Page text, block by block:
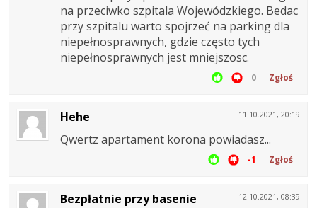
na przeciwko szpitala Wojewódzkiego. Bedac
przy szpitalu warto spojrzeć na parking dla
niepełnosprawnych, gdzie często tych
niepełnosprawnych jest mniejszosc.
0 Zgłoś
11.10.2021, 20:19
Hehe
Qwertz apartament korona powiadasz...
-1 Zgłoś
12.10.2021, 08:39
Bezpłatnie przy basenie